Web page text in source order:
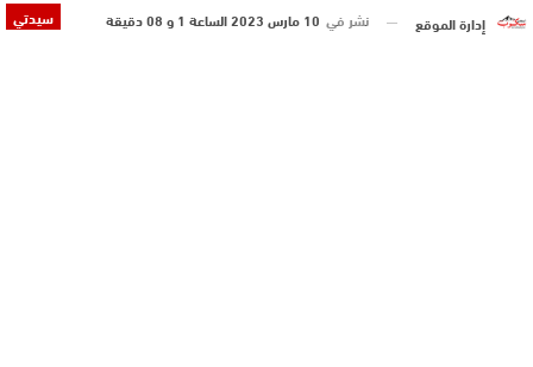
سيدتي إدارة الموقع نشر في 10 مارس 2023 الساعة 1 و 08 دقيقة